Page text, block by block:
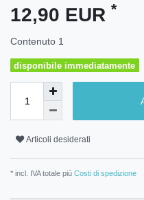
12,90 EUR *
Contenuto 1
disponibile immediatamente
Articoli desiderati
* incl. IVA totale più Costi di spedizione